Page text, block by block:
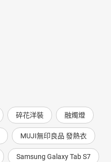
碎花洋裝 融燭燈
MUJI無印良品 發熱衣
Samsung Galaxy Tab S7